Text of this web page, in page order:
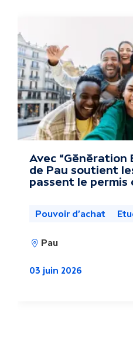
t
r
e
s
a
Avec “Génération
de Pau soutient
passent le permis
Pouvoir d'achat
Pau
03 juin 2026